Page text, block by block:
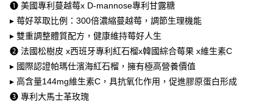
權轉讓予恩沛科技股份有限公司。
２．關於個人資料處理事宜，請瀏覽以下網址：
３．未成年的使用者請事先徵得法定代理人或監護人之同意方可使用
「AFTEE先享後付」，若未經同意申辦者引起之損失，本公司不負相關責
任。
４．使用「AFTEE先享後付」時，將依據個別帳號之用戶狀況，依本公司即
時審查核予不同之上限額度；若仍有額度不足之情形，本公司將視審查結果
請求用戶進行身份認證。
每筆NT$80，滿NT$1,680(含以上)免運費
付款後7-11取貨
每筆NT$80，滿NT$1,680(含以上)免運費
台灣本島宅配
每筆NT$80，滿NT$1,680(含以上)免運費
❶ 美國專利蔓越莓x D-mannose專利甘露糖
▸ 莓好萃取比例：300倍濃縮蔓越莓，調節生理機能
▸ 雙重調整體質配方，健康維持莓好人生
❷ 法國松樹皮 x西班牙專利紅石榴x韓國綜合莓果 x維生素C
▸ 國際認證帕瑪仕濱海紅石榴，擁有極高營養價值
▸ 高含量144mg維生素C，具抗氧化作用，促進膠原蛋白形成
❸ 專利大馬士革玫瑰